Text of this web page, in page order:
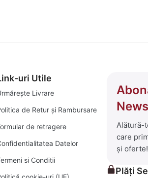
uri Utile
Livrare
de Retur și Rambursare
de retragere
Datelor
si Conditii
Alătură-
care
și oferte!
Plăți